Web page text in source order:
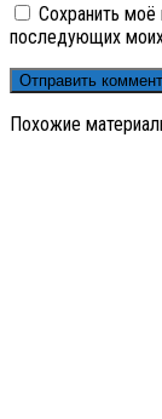
Сохранить моё
последующих
Похожие